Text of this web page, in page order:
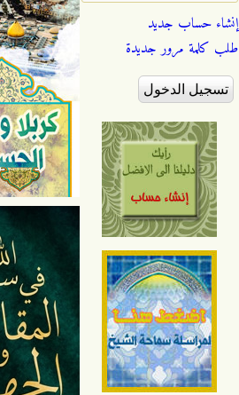
إنشاء حساب جديد
طلب كلمة مرور جديدة